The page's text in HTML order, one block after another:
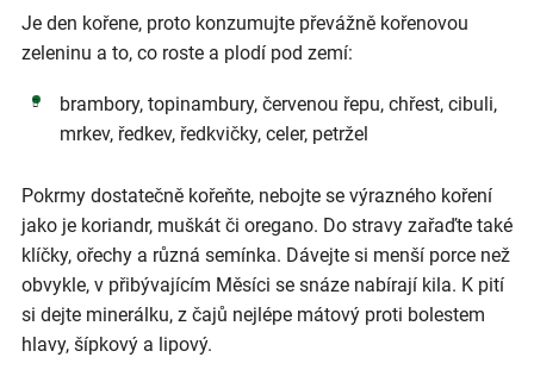
Je den kořene, proto konzumujte převážně kořenovou
zeleninu a to, co roste a plodí pod zemí:
brambory, topinambury, červenou řepu, chřest, cibuli,
mrkev, ředkev, ředkvičky, celer, petržel
Pokrmy dostatečně kořeňte, nebojte se výrazného koření
jako je koriandr, muškát či oregano. Do stravy zařaďte také
klíčky, ořechy a různá semínka. Dávejte si menší porce než
obvykle, v přibývajícím Měsíci se snáze nabírají kila. K pití
si dejte minerálku, z čajů nejlépe mátový proti bolestem
hlavy, šípkový a lipový.